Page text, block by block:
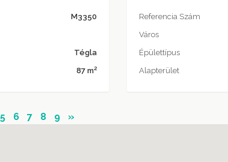
M3350
Tégla
87 m2
Referencia Szám
Város
Épülettípus
Alapterület
5 6 7 8 9 »